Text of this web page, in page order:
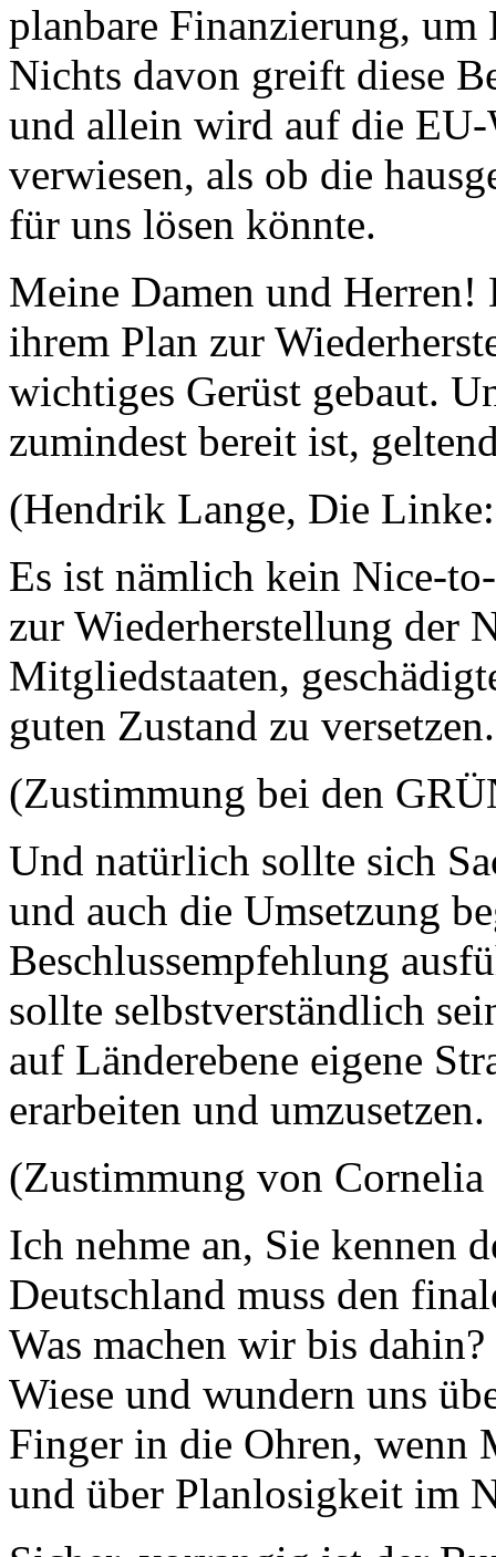
planbare Finanzierung,
Nichts davon greift diese
und allein wird auf die
verwiesen, als ob die
für uns lösen könnte.
Meine Damen und
ihrem Plan zur
wichtiges Gerüst gebaut.
zumindest bereit ist,
(Hendrik Lange, Die
Es ist nämlich kein Nice-
zur Wiederherstellung der
Mitgliedstaaten,
guten Zustand zu versetzen.
(Zustimmung bei den
Und natürlich sollte sich
und auch die Umsetzung
Beschlussempfehlung
sollte selbstverständlich
auf Länderebene eigene
erarbeiten und umzusetzen.
(Zustimmung von
Ich nehme an, Sie kennen
Deutschland muss den
Was machen wir bis
Wiese und wundern uns
Finger in die Ohren, wenn
und über Planlosigkeit im